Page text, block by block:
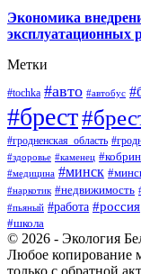
Экономика
эксплуатационных
Метки
#tochka #авто #автобус
#брест
#гродненская_область
#здоровье #каменец #кобрин
#медицина #минск
#наркотик #недвижимость
#пьяный #работа #россия
#школа
© 2026 - Экология
Любое копирование
только с обратной